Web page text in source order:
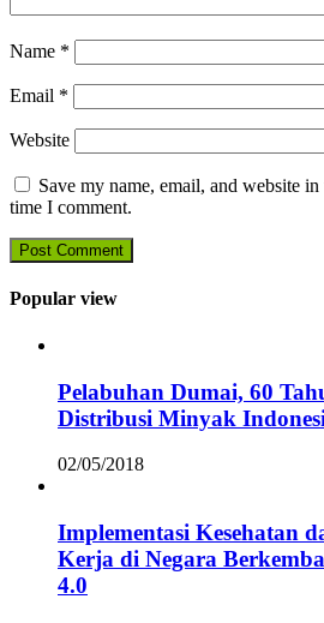
Name *
Email *
Website
Save my name, email, and website
time I comment.
Popular view
Pelabuhan Dumai, 60
Distribusi Minyak
02/05/2018
Implementasi Kesehatan
Kerja di Negara
4.0